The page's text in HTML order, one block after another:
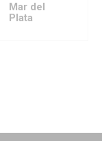
Mar del
Plata